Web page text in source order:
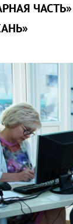
ГОД
МАТЕРИ